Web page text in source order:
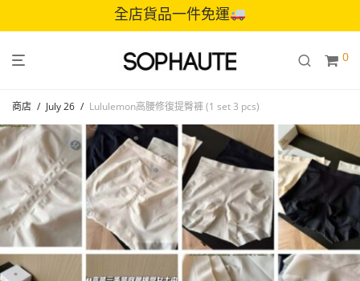
全店貨品一件免運
0
商店 / July 26 / Lululemon高腰修復提臀褲 (1 set 3 pcs)